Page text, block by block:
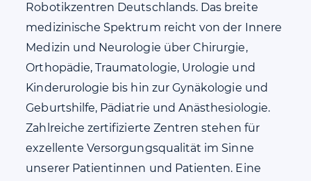
Robotikzentren Deutschlands. Das breite
medizinische Spektrum reicht von der Innere
Medizin und Neurologie über Chirurgie,
Orthopädie, Traumatologie, Urologie und
Kinderurologie bis hin zur Gynäkologie und
Geburtshilfe, Pädiatrie und Anästhesiologie.
Zahlreiche zertifizierte Zentren stehen für
exzellente Versorgungsqualität im Sinne
unserer Patientinnen und Patienten. Eine